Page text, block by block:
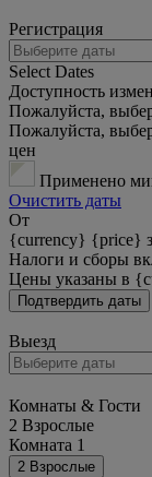
Регистрация
Select Dates
Доступность
Пожалуйста,
Пожалуйста,
цен
Применено
Очистить даты
От
{currency} {price}
Налоги и сборы
Цены указаны в
Подтвердить даты
Выезд
Комнаты & Гости
2 Взрослые
Комната 1
2 Взрослые